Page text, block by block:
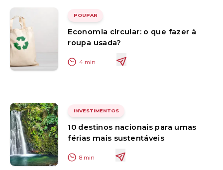
POUPAR
Economia circular: o que fazer à
roupa usada?
4 min
INVESTIMENTOS
10 destinos nacionais para umas
férias mais sustentáveis
8 min